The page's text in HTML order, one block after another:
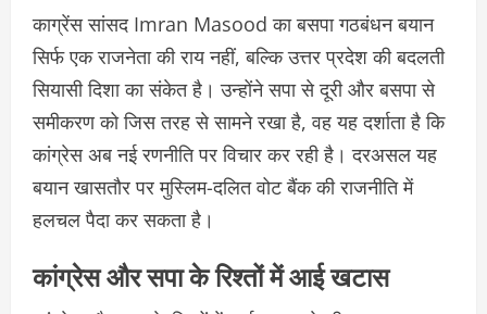
काग्रेंस सांसद Imran Masood का बसपा गठबंधन बयान
सिर्फ एक राजनेता की राय नहीं, बल्कि उत्तर प्रदेश की बदलती
सियासी दिशा का संकेत है। उन्होंने सपा से दूरी और बसपा से
समीकरण को जिस तरह से सामने रखा है, वह यह दर्शाता है कि
कांग्रेस अब नई रणनीति पर विचार कर रही है। दरअसल यह
बयान खासतौर पर मुस्लिम-दलित वोट बैंक की राजनीति में
हलचल पैदा कर सकता है।
कांग्रेस और सपा के रिश्तों में आई खटास